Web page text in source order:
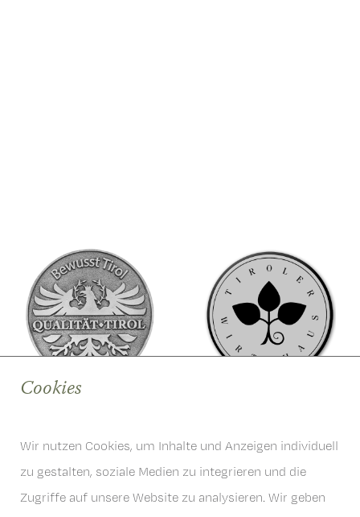
Cookies
Wir nutzen Cookies, um Inhalte und Anzeigen individuell
zu gestalten, soziale Medien zu integrieren und die
Zugriffe auf unsere Website zu analysieren. Wir geben